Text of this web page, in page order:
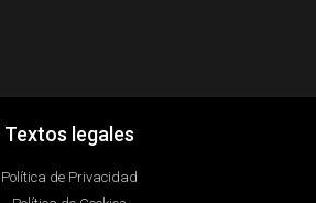
Textos legales
Política de Privacidad